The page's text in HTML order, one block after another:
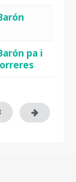
pa i